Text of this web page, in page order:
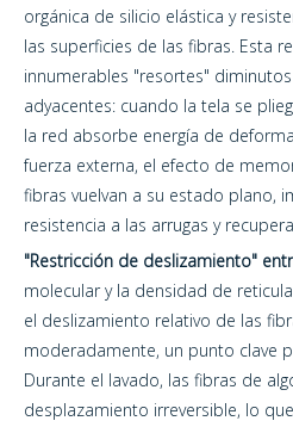
orgánica de silicio elástica y
las superficies de las fibras. Esta
innumerables "resortes"
adyacentes: cuando la tela se
la red absorbe energía de
fuerza externa, el efecto de
fibras vuelvan a su estado plano,
resistencia a las arrugas y
"Restricción de deslizamiento"
molecular y la densidad de
el deslizamiento relativo de las
moderadamente, un punto clave
Durante el lavado, las fibras de
desplazamiento irreversible, lo